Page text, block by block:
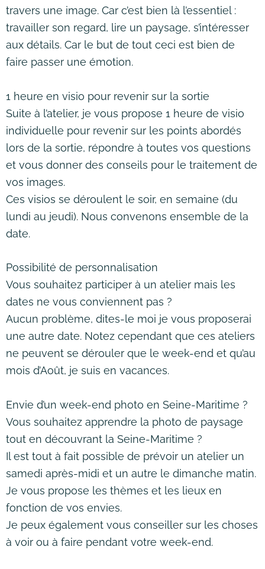
travers une image. Car c’est bien là l’essentiel :
travailler son regard, lire un paysage, s’intéresser
aux détails. Car le but de tout ceci est bien de
faire passer une émotion.
1 heure en visio pour revenir sur la sortie
Suite à l’atelier, je vous propose 1 heure de visio
individuelle pour revenir sur les points abordés
lors de la sortie, répondre à toutes vos questions
et vous donner des conseils pour le traitement de
vos images.
Ces visios se déroulent le soir, en semaine (du
lundi au jeudi). Nous convenons ensemble de la
date.
Possibilité de personnalisation
Vous souhaitez participer à un atelier mais les
dates ne vous conviennent pas ?
Aucun problème, dites-le moi je vous proposerai
une autre date. Notez cependant que ces ateliers
ne peuvent se dérouler que le week-end et qu’au
mois d’Août, je suis en vacances.
Envie d’un week-end photo en Seine-Maritime ?
Vous souhaitez apprendre la photo de paysage
tout en découvrant la Seine-Maritime ?
Il est tout à fait possible de prévoir un atelier un
samedi après-midi et un autre le dimanche matin.
Je vous propose les thèmes et les lieux en
fonction de vos envies.
Je peux également vous conseiller sur les choses
à voir ou à faire pendant votre week-end.